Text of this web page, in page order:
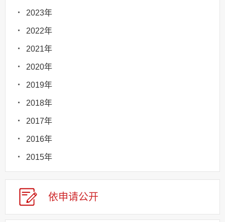
2023年
2022年
2021年
2020年
2019年
2018年
2017年
2016年
2015年
依申请公开